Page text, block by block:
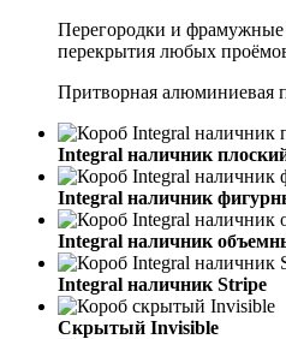
Перегородки и фрамужные
перекрытия любых
Притворная алюминиевая
Integral наличник
Integral наличник
Integral наличник
Integral наличник Stripe
Скрытый Invisible